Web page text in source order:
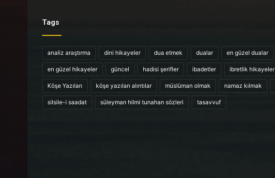
Tags
analiz araştırma dini hikayeler dua etmek dualar en güzel dualar
en güzel hikayeler güncel hadisi şerifler ibadetler ibretlik hikayeler
Köşe Yazıları köşe yazıları alıntılar müslüman olmak namaz kılmak
silsile-i saadat süleyman hilmi tunahan sözleri tasavvuf